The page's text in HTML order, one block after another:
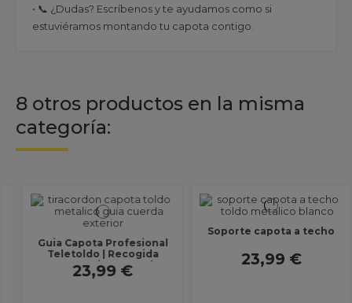
• 📞 ¿Dudas? Escríbenos y te ayudamos como si
estuviéramos montando tu capota contigo.
8 otros productos en la misma
categoría:
Soporte capota a techo
23,99 €